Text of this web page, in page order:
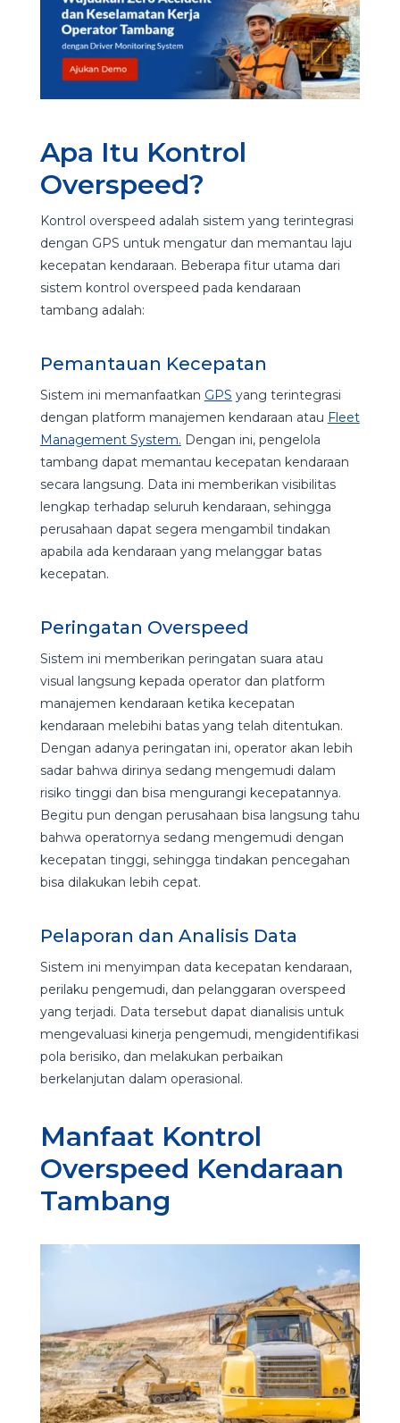
Apa Itu Kontrol
Overspeed?
Kontrol overspeed adalah sistem yang terintegrasi
dengan GPS untuk mengatur dan memantau laju
kecepatan kendaraan. Beberapa fitur utama dari
sistem kontrol overspeed pada kendaraan
tambang adalah:
Pemantauan Kecepatan
Sistem ini memanfaatkan GPS yang terintegrasi
dengan platform manajemen kendaraan atau Fleet
Management System. Dengan ini, pengelola
tambang dapat memantau kecepatan kendaraan
secara langsung. Data ini memberikan visibilitas
lengkap terhadap seluruh kendaraan, sehingga
perusahaan dapat segera mengambil tindakan
apabila ada kendaraan yang melanggar batas
kecepatan.
Peringatan Overspeed
Sistem ini memberikan peringatan suara atau
visual langsung kepada operator dan platform
manajemen kendaraan ketika kecepatan
kendaraan melebihi batas yang telah ditentukan.
Dengan adanya peringatan ini, operator akan lebih
sadar bahwa dirinya sedang mengemudi dalam
risiko tinggi dan bisa mengurangi kecepatannya.
Begitu pun dengan perusahaan bisa langsung tahu
bahwa operatornya sedang mengemudi dengan
kecepatan tinggi, sehingga tindakan pencegahan
bisa dilakukan lebih cepat.
Pelaporan dan Analisis Data
Sistem ini menyimpan data kecepatan kendaraan,
perilaku pengemudi, dan pelanggaran overspeed
yang terjadi. Data tersebut dapat dianalisis untuk
mengevaluasi kinerja pengemudi, mengidentifikasi
pola berisiko, dan melakukan perbaikan
berkelanjutan dalam operasional.
Manfaat Kontrol
Overspeed Kendaraan
Tambang